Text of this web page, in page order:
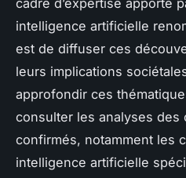
intelligence artificielle
est de diffuser ces
leurs implications
approfondir ces
consulter les analyses des
confirmés, notamment les
intelligence artificielle